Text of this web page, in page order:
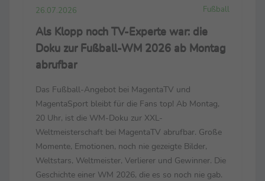
26.07.2026 Fußball
Als Klopp noch TV-Experte war: die
Doku zur Fußball-WM 2026 ab Montag
abrufbar
Das Fußball-Angebot bei MagentaTV und
MagentaSport bleibt für die Fans top! Ab Montag,
20 Uhr, ist die WM-Doku zur XXL-
Weltmeisterschaft bei MagentaTV abrufbar. Große
Momente, Emotionen, noch nie gezeigte Bilder,
Weltstars, Weltmeister, Verlierer und Gewinner. Die
Geschichte einer WM 2026, die es so noch nie gab.